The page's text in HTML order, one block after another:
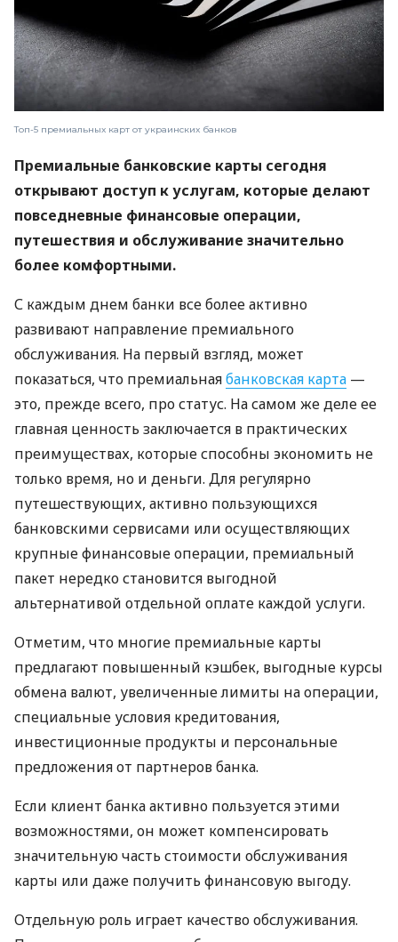
Топ-5 премиальных карт от украинских банков
Премиальные банковские карты сегодня
открывают доступ к услугам, которые делают
повседневные финансовые операции,
путешествия и обслуживание значительно
более комфортными.
С каждым днем ​​банки все более активно
развивают направление премиального
обслуживания. На первый взгляд, может
показаться, что премиальнаябанковская карта —
это, прежде всего, про статус. На самом же деле ее
главная ценность заключается в практических
преимуществах, которые способны экономить не
только время, но и деньги. Для регулярно
путешествующих, активно пользующихся
банковскими сервисами или осуществляющих
крупные финансовые операции, премиальный
пакет нередко становится выгодной
альтернативой отдельной оплате каждой услуги.
Отметим, что многие премиальные карты
предлагают повышенный кэшбек, выгодные курсы
обмена валют, увеличенные лимиты на операции,
специальные условия кредитования,
инвестиционные продукты и персональные
предложения от партнеров банка.
Если клиент банка активно пользуется этими
возможностями, он может компенсировать
значительную часть стоимости обслуживания
карты или даже получить финансовую выгоду.
Отдельную роль играет качество обслуживания.